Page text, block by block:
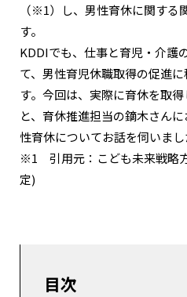
（※1）し、男性育休に関する
す。
KDDIでも、仕事と育児・介護
て、男性育児休職取得の促進
す。今回は、実際に育休を取
と、育休推進担当の鏑木さん
性育休についてお話を伺いまし
※1 引用元：こども未来戦略
定)
目次